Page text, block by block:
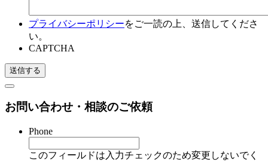
プライバシーポリシーをご一読の上、送信してくださ
い。
CAPTCHA
お問い合わせ・相談のご依頼
Phone
このフィールドは入力チェックのため変更しないでく